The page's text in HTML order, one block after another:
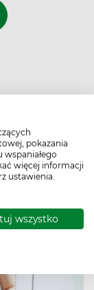
pokazania
więcej informacji
ustawienia.
wszystko